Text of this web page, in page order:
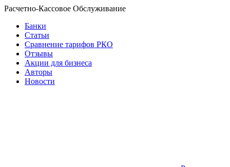
Расчетно-Кассовое Обслуживание
Банки
Статьи
Сравнение тарифов РКО
Отзывы
Акции для бизнеса
Авторы
Новости